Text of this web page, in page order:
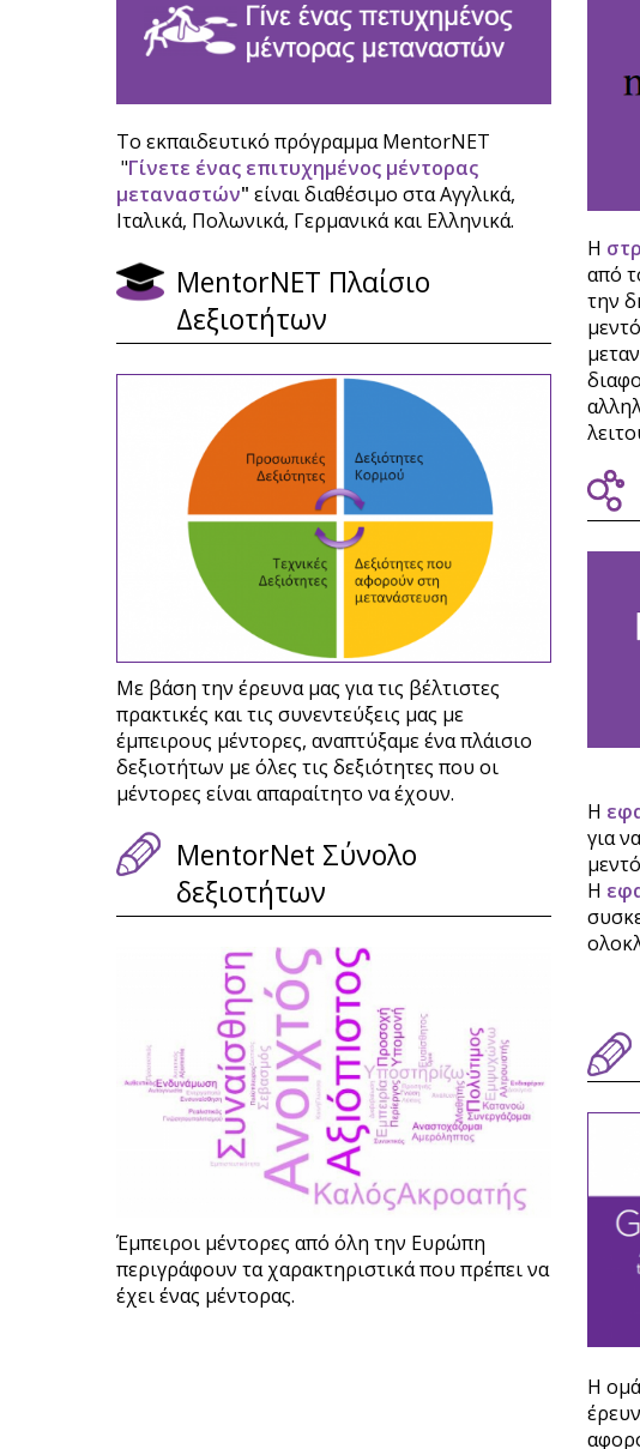
Το εκπαιδευτικό πρόγραμμα MentorNET
"Γίνετε ένας επιτυχημένος μέντορας
μεταναστών" είναι διαθέσιμο στα Αγγλικά,
Ιταλικά, Πολωνικά, Γερμανικά και Ελληνικά.
ΜentorNET Πλαίσιο
Δεξιοτήτων
Με βάση την έρευνα μας για τις βέλτιστες
πρακτικές και τις συνεντεύξεις μας με
έμπειρους μέντορες, αναπτύξαμε ένα πλάισιο
δεξιοτήτων με όλες τις δεξιότητες που οι
μέντορες είναι απαραίτητο να έχουν.
MentorNet Σύνολο
δεξιοτήτων
Έμπειροι μέντορες από όλη την Ευρώπη
περιγράφουν τα χαρακτηριστικά που πρέπει να
έχει ένας μέντορας.
Η
από
την
H
για
Η
Η